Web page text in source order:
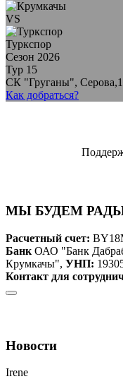
VS
Туркспор
Сезон 2026
Тур 15
СК "Груганы",
Как добраться?
МЫ БУДЕМ
Расчетный счет:
Банк ОАО "Банк
Крумкачы", УНП:
Контакт для
Новости
Irene